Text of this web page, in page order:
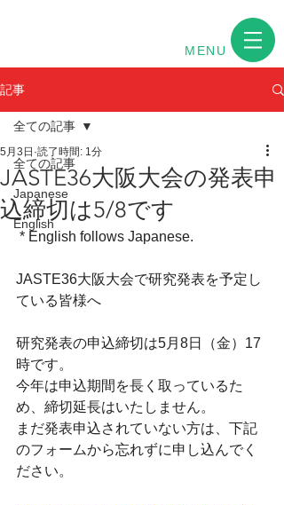
MENU
記事
全ての記事
Japanese
English
全ての記事
JASTE36大阪大会の発表申
込締切は5/8です
5月3日 読了時間: 1分
* English follows Japanese.
JASTE36大阪大会で研究発表を予定し
ている皆様へ
研究発表の申込締切は5月8日（金）17
時です。
今年は申込期間を長く取っているた
め、締切延長はいたしません。
まだ発表申込されていない方は、下記
のフォームから忘れずに申し込んでく
ださい。